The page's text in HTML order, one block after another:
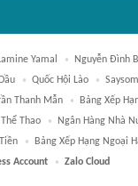
Yamal Nguyễn Đình
Quốc Hội Lào
Thanh Mẫn Bảng Xếp
Thể Thao Ngân Hàng Nhà
Bảng Xếp Hạng Ngoại
Account Zalo Cloud